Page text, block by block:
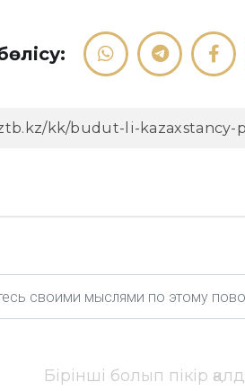
Бірінші болып пікір